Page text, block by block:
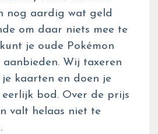
nog aardig wat geld
om daar niets mee te
je oude Pokémon
Wij taxeren
kaarten en doen je
eerlijk bod. Over de prijs
valt helaas niet te